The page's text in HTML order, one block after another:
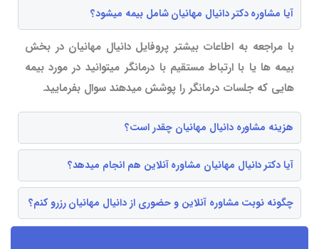
آیا مشاوره دکتر دانیال مهانیان شامل بیمه میشود؟
با مراجعه به اطاعات بیشتر پروفایل دانیال مهانیان در بخش
بیمه ها یا با ارتباط مستقیم با درمانگر میتوانید در مورد بیمه
هایی که جلسات درمانگر را پوشش میدهند سوال بفرمایید.
هزینه مشاوره دانیال مهانیان چقدر است؟
آیا دکتر دانیال مهانیان مشاوره آنلاین هم انجام میدهد؟
چگونه نوبت مشاوره آنلاین و حضوری از دانیال مهانیان رزرو کنم؟